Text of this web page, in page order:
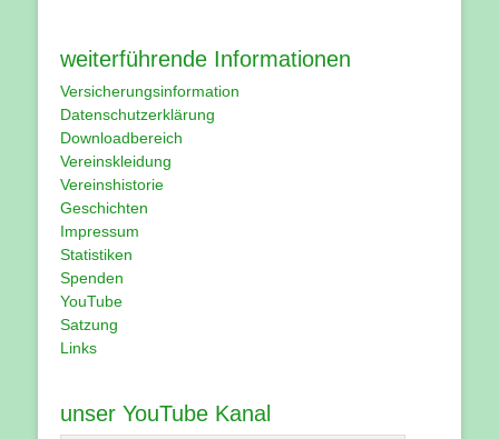
weiterführende Informationen
Versicherungsinformation
Datenschutzerklärung
Downloadbereich
Vereinskleidung
Vereinshistorie
Geschichten
Impressum
Statistiken
Spenden
YouTube
Satzung
Links
unser YouTube Kanal